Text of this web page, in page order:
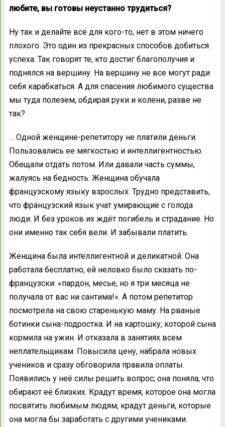
любите, вы готовы неустанно трудиться?
Ну так и делайте всё для кого-то, нет в этом ничего
плохого. Это один из прекрасных способов добиться
успеха. Так говорят те, кто достиг благополучия и
поднялся на вершину. На вершину не все могут ради
себя карабкаться. А для спасения любимого существа
мы туда полезем, обдирая руки и колени, разве не
так?
… Одной женщине-репетитору не платили деньги.
Пользовались ее мягкостью и интеллигентностью.
Обещали отдать потом. Или давали часть суммы,
жалуясь на бедность. Женщина обучала
французскому языку взрослых. Трудно представить,
что французский язык учат умирающие с голода
люди. И без уроков их ждёт погибель и страдание. Но
они именно так себя вели. И забывали платить.
Женщина была интеллигентной и деликатной. Она
работала бесплатно, ей неловко было сказать по-
французски: «пардон, месье, но я три месяца не
получала от вас ни сантима!». А потом репетитор
посмотрела на свою старенькую маму. На рваные
ботинки сына-подростка. И на картошку, которой сына
кормила на ужин. И отказала в занятиях всем
неплательщикам. Повысила цену, набрала новых
учеников и сразу обговорила правила оплаты.
Появились у неё силы решить вопрос; она поняла, что
обирают её близких. Крадут время, которое она могла
посвятить любимым людям, крадут деньги, которые
она могла бы заработать с другими учениками.